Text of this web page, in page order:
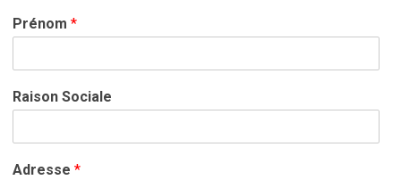
Prénom *
Raison Sociale
Adresse *